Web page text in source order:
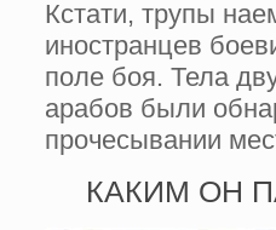
Кстати, трупы
иностранцев
поле боя. Тела
арабов были
прочесывании
КАКИМ ОН